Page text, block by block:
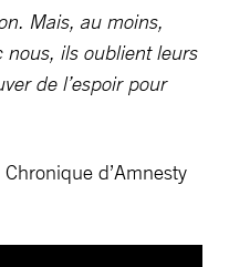
Mais, au moins,
nous, ils oublient leurs
de l’espoir pour
d’Amnesty